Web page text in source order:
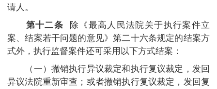
请人。
第十二条 除《最高人民法院关于执行案件立
案、结案若干问题的意见》第二十六条规定的结案方
式外，执行监督案件还可采用以下方式结案：
（一）撤销执行异议裁定和执行复议裁定，发回
异议法院重新审查；或者撤销执行复议裁定，发回复